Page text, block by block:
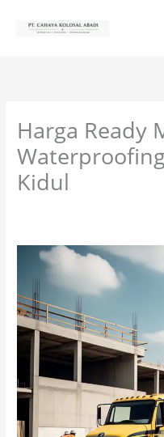
Harga Ready
Kidul